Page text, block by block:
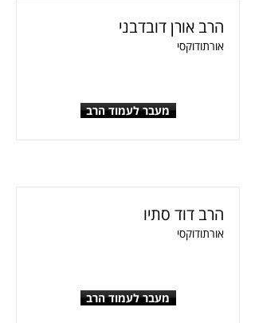
הרב אורן דובדבני
אורתודוקסי
מעבר לעמוד הרב
הרב דוד סתיו
אורתודוקסי
מעבר לעמוד הרב